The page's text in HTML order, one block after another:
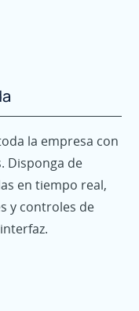
la empresa con
Disponga de
en tiempo real,
y controles de